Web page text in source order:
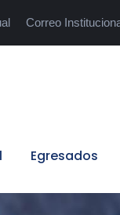
Correo
Egresados